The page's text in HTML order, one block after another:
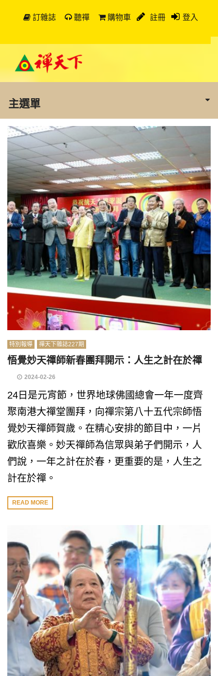
訂雜誌 聽禪 購物車 註冊 登入
主選單
特別報導 禪天下雜誌227期
悟覺妙天禪師新春團拜開示：人生之計在於禪
2024-02-26
24日是元宵節，世界地球佛國總會一年一度齊
聚南港大禪堂團拜，向禪宗第八十五代宗師悟
覺妙天禪師賀歲。在精心安排的節目中，一片
歡欣喜樂。妙天禪師為信眾與弟子們開示，人
們說，一年之計在於春，更重要的是，人生之
計在於禪。
READ MORE